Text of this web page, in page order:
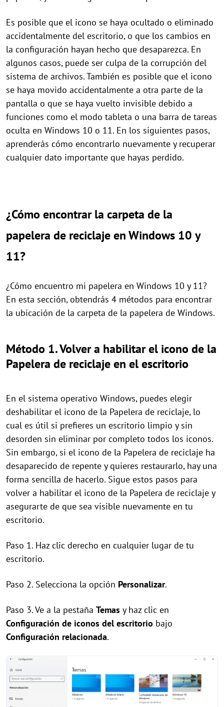
Es posible que el icono se haya ocultado o eliminado
accidentalmente del escritorio, o que los cambios en
la configuración hayan hecho que desaparezca. En
algunos casos, puede ser culpa de la corrupción del
sistema de archivos. También es posible que el icono
se haya movido accidentalmente a otra parte de la
pantalla o que se haya vuelto invisible debido a
funciones como el modo tableta o una barra de tareas
oculta en Windows 10 o 11. En los siguientes pasos,
aprenderás cómo encontrarlo nuevamente y recuperar
cualquier dato importante que hayas perdido.
¿Cómo encontrar la carpeta de la
papelera de reciclaje en Windows 10 y
11?
¿Cómo encuentro mi papelera en Windows 10 y 11?
En esta sección, obtendrás 4 métodos para encontrar
la ubicación de la carpeta de la papelera de Windows.
Método 1. Volver a habilitar el icono de la
Papelera de reciclaje en el escritorio
En el sistema operativo Windows, puedes elegir
deshabilitar el icono de la Papelera de reciclaje, lo
cual es útil si prefieres un escritorio limpio y sin
desorden sin eliminar por completo todos los iconos.
Sin embargo, si el icono de la Papelera de reciclaje ha
desaparecido de repente y quieres restaurarlo, hay una
forma sencilla de hacerlo. Sigue estos pasos para
volver a habilitar el icono de la Papelera de reciclaje y
asegurarte de que sea visible nuevamente en tu
escritorio.
Paso 1. Haz clic derecho en cualquier lugar de tu
escritorio.
Paso 2. Selecciona la opción Personalizar.
Paso 3. Ve a la pestaña Temas y haz clic en
Configuración de iconos del escritorio bajo
Configuración relacionada.